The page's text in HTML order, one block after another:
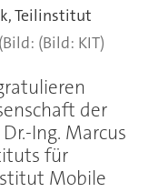
Teilinstitut
(Bild: KIT)
der
Ing. Marcus
für
Mobile